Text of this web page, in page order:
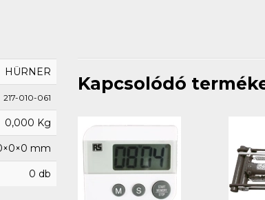
HÜRNER
217-010-061
0,000 Kg
mm
0 db
Kapcsolódó